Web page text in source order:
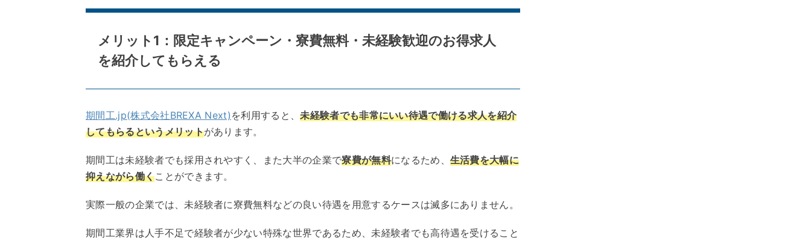
メリット1：限定キャンペーン・寮費無料・未経験歓迎のお得求人
を紹介してもらえる
期間工.jp(株式会社BREXA Next) を利用すると、未経験者でも非常にいい待遇で働ける求人を紹介
してもらるというメリットがあります。
期間工は未経験者でも採用されやすく、また大半の企業で寮費が無料になるため、 生活費を大幅に
抑えながら働くことができます。
実際一般の企業では、未経験者に寮費無料などの良い待遇を用意するケースは滅多にありません。
期間工業界は人手不足で経験者が少ない特殊な世界であるため、未経験者でも高待遇を受けること